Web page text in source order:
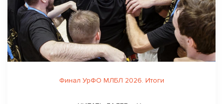
Финал УрФО МЛБЛ 2026. Итоги